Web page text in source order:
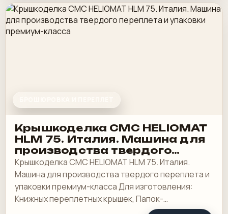
Крышкоделка CMC HELIOMAT
HLM 75. Италия. Машина для
производства твердого
переплета и упаковки
премиум-класса
Крышкоделка CMC HELIOMAT HLM 75. Италия.
Машина для производства твердого переплета и
упаковки премиум-класса Для изготовления:
Книжных переплетных крышек, Папок-